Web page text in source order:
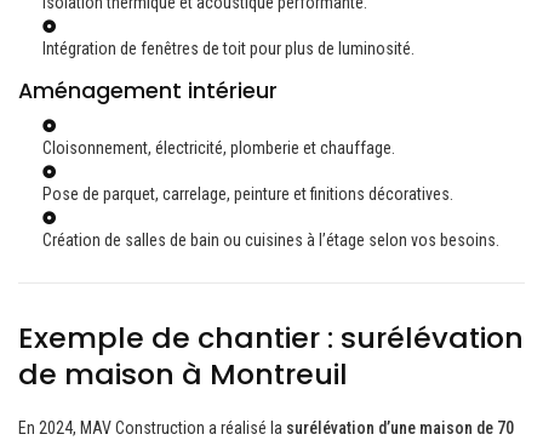
Intégration de fenêtres de toit pour plus de luminosité.
Aménagement intérieur
Cloisonnement, électricité, plomberie et chauffage.
Pose de parquet, carrelage, peinture et finitions décoratives.
Création de salles de bain ou cuisines à l’étage selon vos besoins.
Exemple de chantier : surélévation
de maison à Montreuil
En 2024, MAV Construction a réalisé la surélévation d’une maison de 70